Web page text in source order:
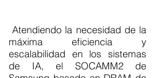
Atendiendo la necesidad de la
máxima eficiencia y
escalabilidad en los sistemas
de IA, el SOCAMM2 de